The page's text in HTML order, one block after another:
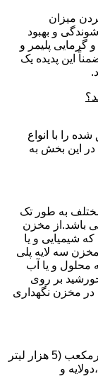
میزان
و بهبود
پلیمر و
این پدیده یک
را با انواع
در این بخش به
مختلف به طور تک
می باشد.از مخزن
شیمیایی و یا
سه لایه پلی
محلول و یا آب
بر روی
در مخزن نگهداری
حجم مخزن پلی اتیلن را میتوان بین 5 تا 126 مترمکعب (5 هزار لیتر